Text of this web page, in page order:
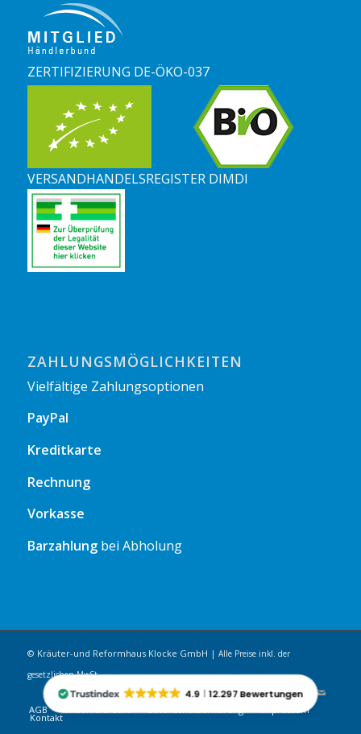
4.9 12.297 Bewertungen
ZERTIFIZIERUNG DE-ÖKO-037
VERSANDHANDELSREGISTER DIMDI
ZAHLUNGSMÖGLICHKEITEN
Vielfältige Zahlungsoptionen
PayPal
Kreditkarte
Rechnung
Vorkasse
Barzahlungbei Abholung
© Kräuter-und Reformhaus Klocke GmbH | Alle Preise inkl. der
gesetzlichen MwSt.
AGB Widerrufsrecht Datenschutzerklärung Impressum
Kontakt